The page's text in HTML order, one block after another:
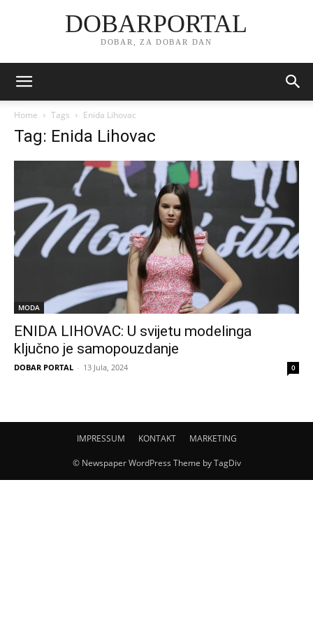
DOBARPORTAL
DOBAR, ZA DOBAR DAN
Home Tags Enida Lihovac
Tag: Enida Lihovac
MODA
ENIDA LIHOVAC: U svijetu modelinga
ključno je samopouzdanje
DOBAR PORTAL - 13 Jula, 2024 0
IMPRESSUM KONTAKT MARKETING
© Newspaper WordPress Theme by TagDiv